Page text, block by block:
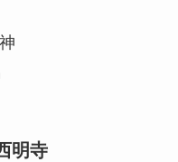
明寺